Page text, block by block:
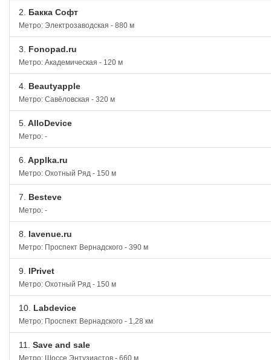
2. Бакка Софт
Метро: Электрозаводская - 880 м
3. Fonopad.ru
Метро: Академическая - 120 м
4. Beautyapple
Метро: Савёловская - 320 м
5. AlloDevice
Метро: -
6. Applka.ru
Метро: Охотный Ряд - 150 м
7. Besteve
Метро: -
8. Iavenue.ru
Метро: Проспект Вернадского - 390 м
9. IPrivet
Метро: Охотный Ряд - 150 м
10. Labdevice
Метро: Проспект Вернадского - 1,28 км
11. Save and sale
Метро: Шоссе Энтузиастов - 660 м